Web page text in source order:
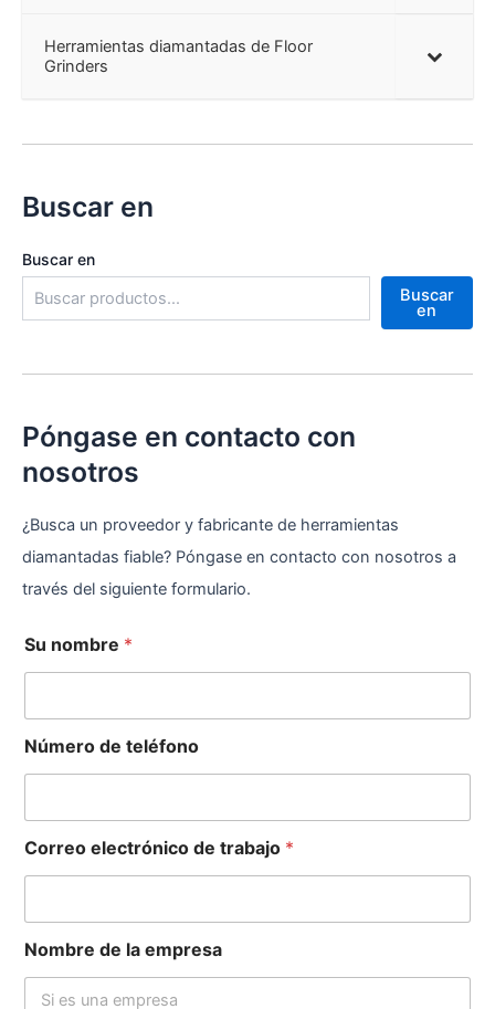
Herramientas diamantadas de Floor
Grinders
Buscar en
Buscar en
Buscar
en
Póngase en contacto con
nosotros
¿Busca un proveedor y fabricante de herramientas
diamantadas fiable? Póngase en contacto con nosotros a
través del siguiente formulario.
t
j
o
é
f
n
o
C
o
Su nombre *
Número de teléfono
Correo electrónico de trabajo *
Nombre de la empresa